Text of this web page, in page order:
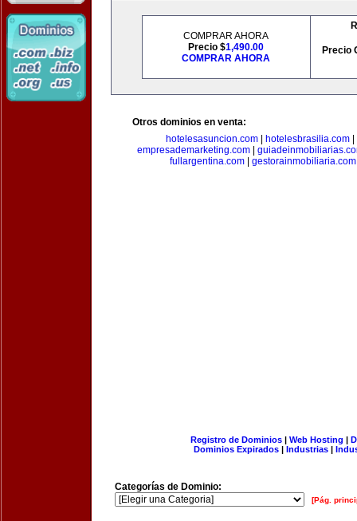
COMPRAR AHORA
Precio $1,490.00
COMPRAR AHORA
Precio
Otros dominios en venta:
hotelesasuncion.com| hotelesbrasilia.com|
empresademarketing.com|
fullargentina.com
gestorainmobiliaria.com
Registro de Dominios| Web Hosting |
Dominios Expirados | Industrias |
Categorías de Dominio:
[Pág.